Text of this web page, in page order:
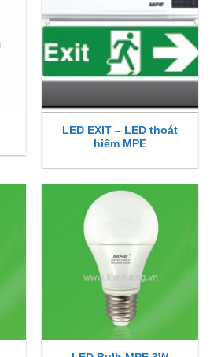
LED EXIT – LED thoát
hiểm MPE